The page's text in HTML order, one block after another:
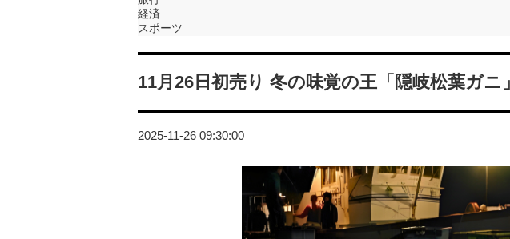
経済
スポーツ
11月26日初売り 冬の味覚の王「隠岐松葉ガニ
2025-11-26 09:30:00